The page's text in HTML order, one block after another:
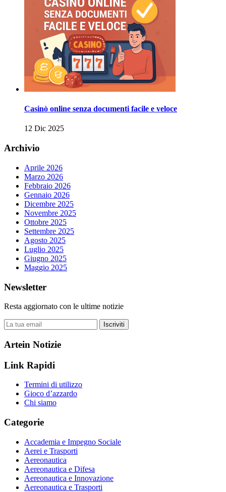
Casinò online senza documenti facile e veloce
12 Dic 2025
Archivio
Aprile 2026
Marzo 2026
Febbraio 2026
Gennaio 2026
Dicembre 2025
Novembre 2025
Ottobre 2025
Settembre 2025
Agosto 2025
Luglio 2025
Giugno 2025
Maggio 2025
Newsletter
Resta aggiornato con le ultime notizie
Iscriviti
Artein Notizie
Link Rapidi
Termini di utilizzo
Gioco d’azzardo
Chi siamo
Categorie
Accademia e Impegno Sociale
Aerei e Trasporti
Aereonautica
Aereonautica e Difesa
Aereonautica e Innovazione
Aereonautica e Trasporti